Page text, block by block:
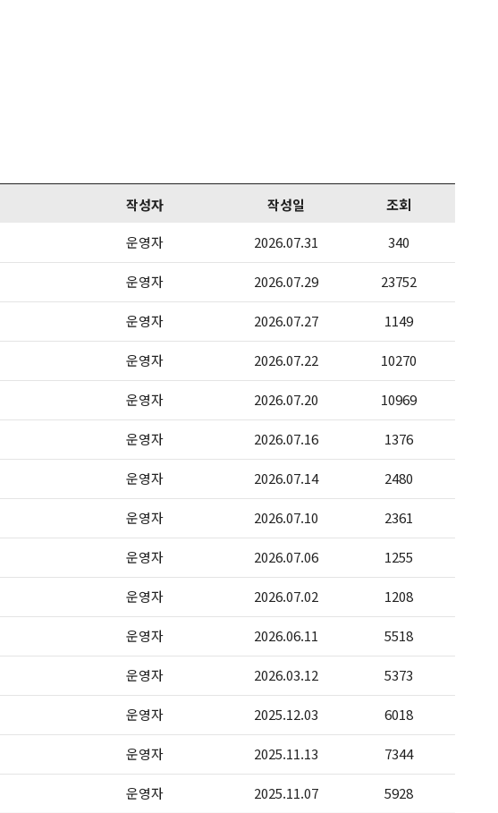
작성자 작성일
조회
운영자 2026.07.31 340
운영자 2026.07.29 23752
운영자 2026.07.27 1149
운영자 2026.07.22 10270
운영자 2026.07.20 10969
운영자 2026.07.16 1376
운영자 2026.07.14 2480
운영자 2026.07.10 2361
운영자 2026.07.06 1255
운영자 2026.07.02 1208
운영자 2026.06.11 5518
운영자 2026.03.12 5373
운영자 2025.12.03 6018
운영자 2025.11.13 7344
운영자 2025.11.07 5928